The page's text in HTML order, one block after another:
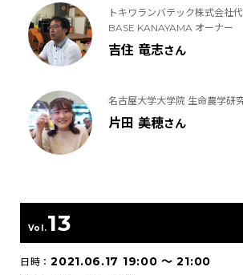
トキワランバテック株式会社
BASE KANAYAMA オーナー
吉住 竜志さん
名古屋大学大学院 生命農学研
片田 美穂さん
Vol.13
日時：2021.06.17 19:00〜 21:00